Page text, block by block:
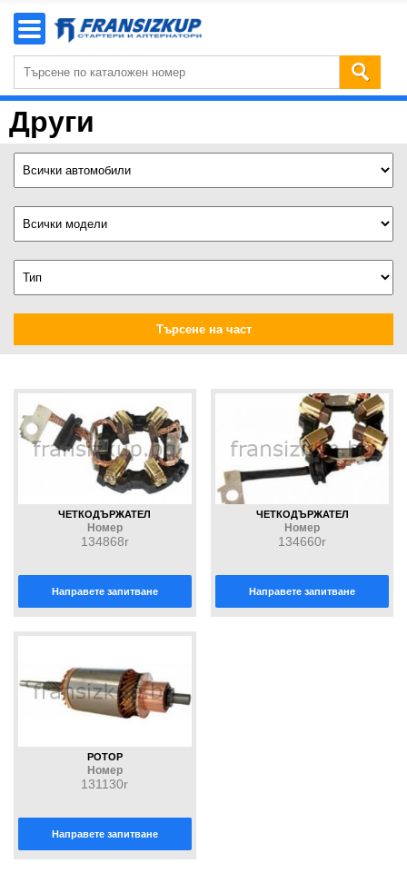
Други
Търсене на част
ЧЕТКОДЪРЖАТЕЛ
Номер
134868r
Направете запитване
ЧЕТКОДЪРЖАТЕЛ
Номер
134660r
Направете запитване
РОТОР
Номер
131130r
Направете запитване